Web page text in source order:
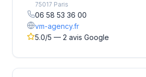
75017 Paris
06 58 53 36 00
vm-agency.fr
5.0/5 — 2 avis Google